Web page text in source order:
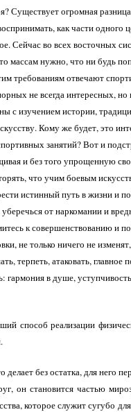
Существует огромная
как части одного
Сейчас во всех восточных
массам нужно, что ни будь
требованиям отвечают
не всегда интересных, но
с изучением истории,
Кому же будет, это
занятий? Вот и
и без того упрощенную
что учим боевым
истинный путь в жизни и
уберечься от наркомании и
к совершенствованию и
не только ничего не
терпеть, атаковать, главное
гармония в душе,
способ реализации
делает без остатка, для него
он становится частью
которое служит сугубо